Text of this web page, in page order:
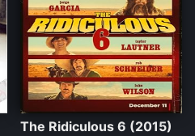
The Ridiculous 6 (2015)